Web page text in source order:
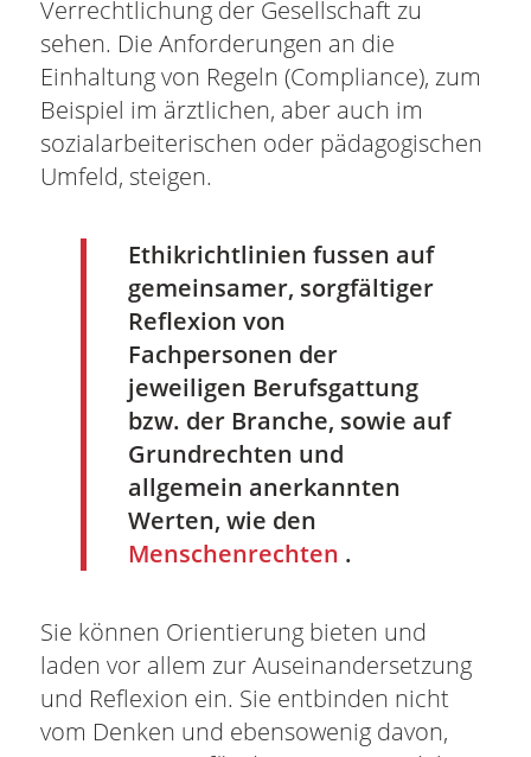
Verrechtlichung der Gesellschaft zu
sehen. Die Anforderungen an die
Einhaltung von Regeln (Compliance), zum
Beispiel im ärztlichen, aber auch im
sozialarbeiterischen oder pädagogischen
Umfeld, steigen.
Ethikrichtlinien fussen auf
gemeinsamer, sorgfältiger
Reflexion von
Fachpersonen der
jeweiligen Berufsgattung
bzw. der Branche, sowie auf
Grundrechten und
allgemein anerkannten
Werten, wie den
Menschenrechten .
Sie können Orientierung bieten und
laden vor allem zur Auseinandersetzung
und Reflexion ein. Sie entbinden nicht
vom Denken und ebensowenig davon,